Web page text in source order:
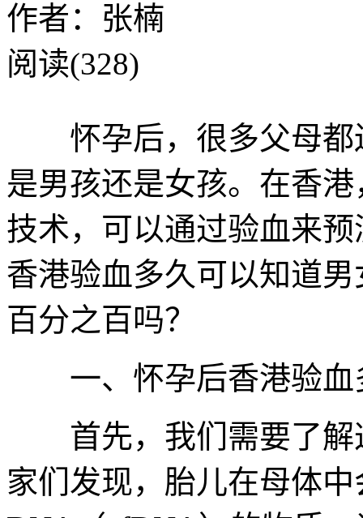
作者：张楠
阅读(328)
怀孕后，很多父母都
是男孩还是女孩。在香
技术，可以通过验血来
香港验血多久可以知道
百分之百吗？
一、怀孕后香港验血
首先，我们需要了解
家们发现，胎儿在母体